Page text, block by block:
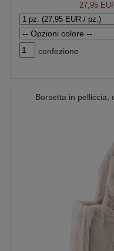
27,95
confezione
Borsetta in pelliccia,